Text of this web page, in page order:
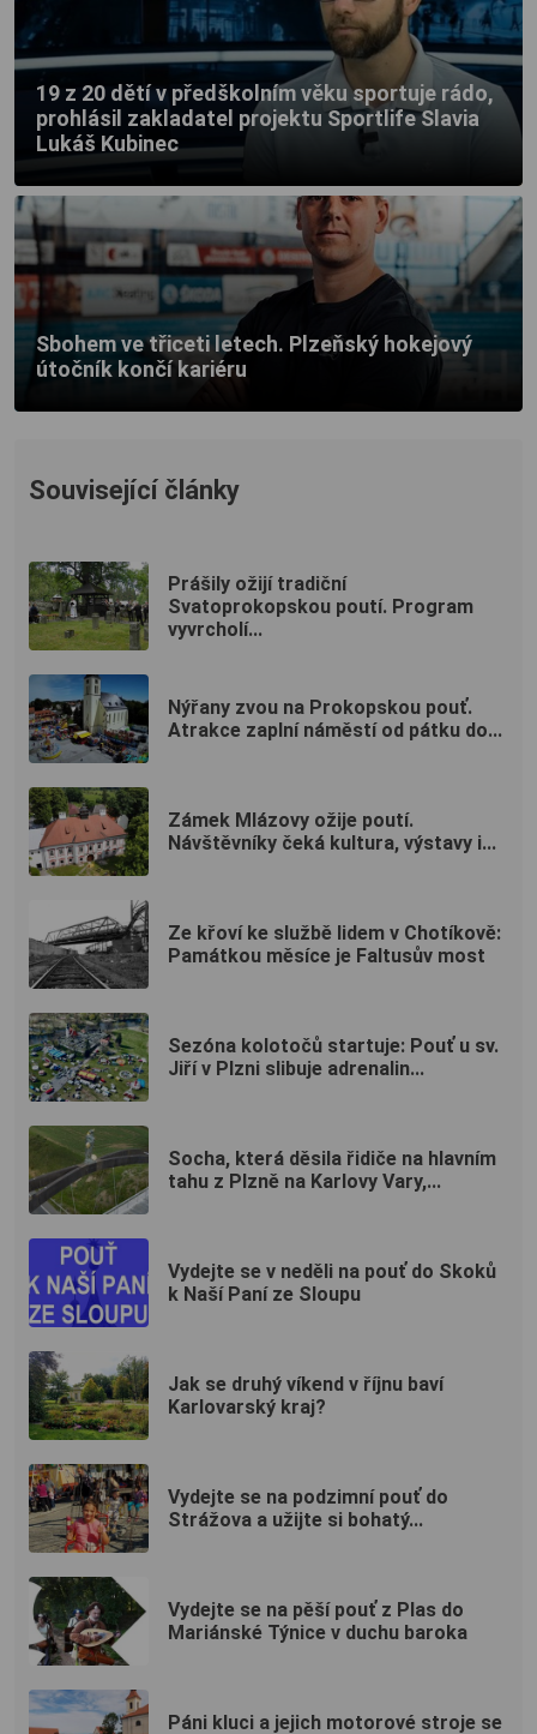
19 z 20 dětí v předškolním věku sportuje rádo,
prohlásil zakladatel projektu Sportlife Slavia
Lukáš Kubinec
Sbohem ve třiceti letech. Plzeňský hokejový
útočník končí kariéru
Související články
Prášily ožijí tradiční
Svatoprokopskou poutí. Program
vyvrcholí...
Nýřany zvou na Prokopskou pouť.
Atrakce zaplní náměstí od pátku do...
Zámek Mlázovy ožije poutí.
Návštěvníky čeká kultura, výstavy i...
Ze křoví ke službě lidem v Chotíkově:
Památkou měsíce je Faltusův most
Sezóna kolotočů startuje: Pouť u sv.
Jiří v Plzni slibuje adrenalin...
Socha, která děsila řidiče na hlavním
tahu z Plzně na Karlovy Vary,...
Vydejte se v neděli na pouť do Skoků
k Naší Paní ze Sloupu
Jak se druhý víkend v říjnu baví
Karlovarský kraj?
Vydejte se na podzimní pouť do
Strážova a užijte si bohatý...
Vydejte se na pěší pouť z Plas do
Mariánské Týnice v duchu baroka
Páni kluci a jejich motorové stroje se